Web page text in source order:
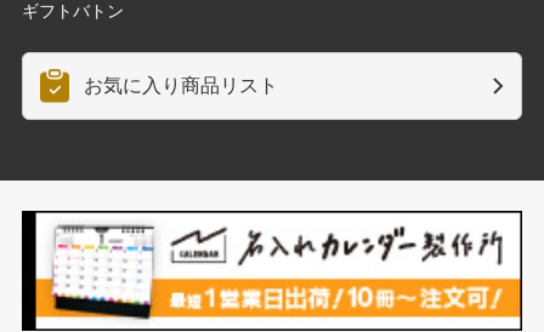
ギフトバトン
お気に入り商品リスト